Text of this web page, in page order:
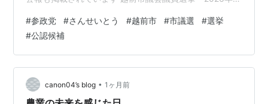
ふみ よしざわたかふみ 吉澤尚史 フリーバナー(ミルさん
https://x.com/55MIL3作) フリーバナー(絆さん
https://x.com/kizuna425 作)
#参政党 #さんせいとう #越前市 #市議選 #選挙
#公認候補
canon04’s blog • 1ヶ月前